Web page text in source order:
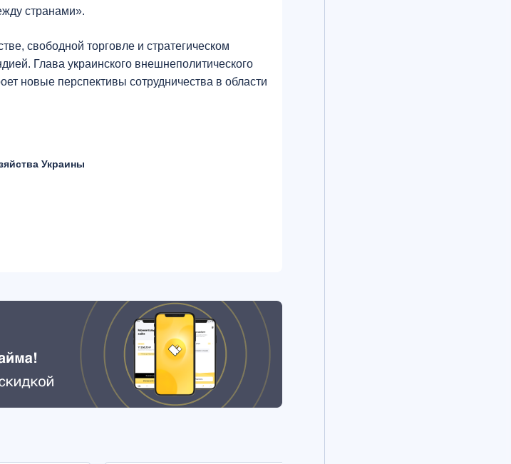
странами».
свободной торговле и стратегическом
Глава украинского внешнеполитического
новые перспективы сотрудничества в области
Украины